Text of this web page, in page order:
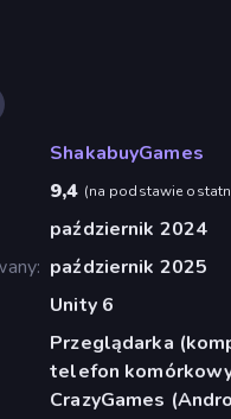
ShakabuyGames
9,4 (na podstawie
październik 2024
październik 2025
Unity 6
Przeglądarka
telefon
CrazyGames